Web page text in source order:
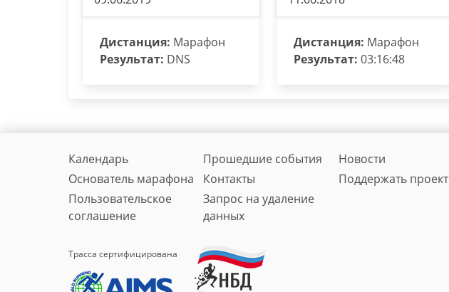
Дистанция: Марафон
Результат: DNS
Дистанция: Марафон
Результат: 03:16:48
Календарь Прошедшие события
Новости
Основатель марафона
Контакты
Поддержать проект
Пользовательское
соглашение
Запрос на удаление
данных
Трасса сертифицирована